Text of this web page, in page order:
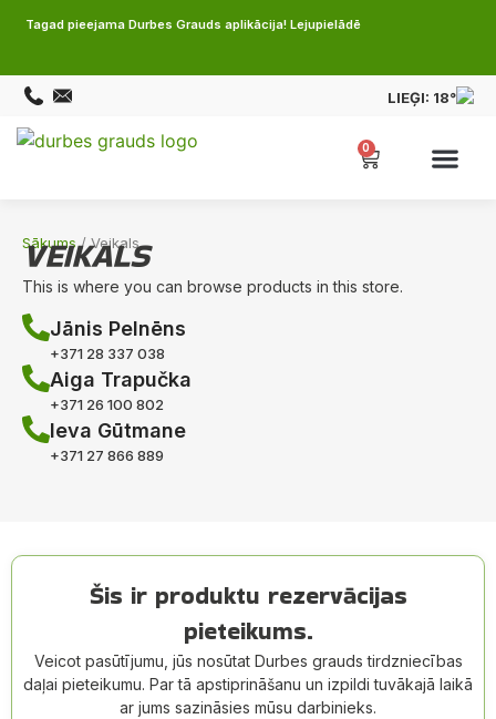
Tagad pieejama Durbes Grauds aplikācija! Lejupielādē
LIEĢI: 18°
0
Sākums/ Veikals
VEIKALS
This is where you can browse products in this store.
Jānis Pelnēns
+371 28 337 038
Aiga Trapučka
+371 26 100 802
Ieva Gūtmane
+371 27 866 889
Šis ir produktu rezervācijas
pieteikums.
Veicot pasūtījumu, jūs nosūtat Durbes grauds tirdzniecības
daļai pieteikumu. Par tā apstiprināšanu un izpildi tuvākajā laikā
ar jums sazināsies mūsu darbinieks.